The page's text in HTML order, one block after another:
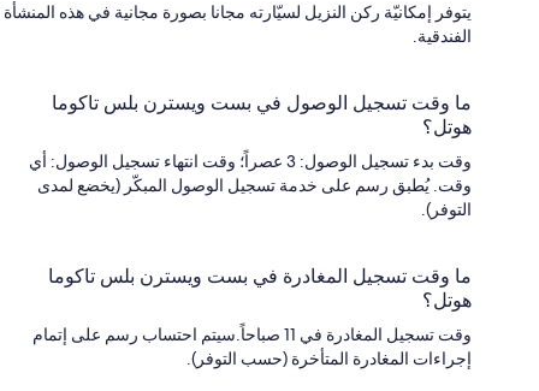
يتوفر إمكانيّة ركن النزيل لسيّارته مجانا بصورة مجانية في هذه المنشأة
الفندقية.
ما وقت تسجيل الوصول في بست ويسترن بلس تاكوما
هوتل؟
وقت بدء تسجيل الوصول: 3 عصراً؛ وقت انتهاء تسجيل الوصول: أي
وقت. يُطبق رسم على خدمة تسجيل الوصول المبكّر (يخضع لمدى
التوفر).
ما وقت تسجيل المغادرة في بست ويسترن بلس تاكوما
هوتل؟
وقت تسجيل المغادرة في 11 صباحاً.سيتم احتساب رسم على إتمام
إجراءات المغادرة المتأخرة (حسب التوفر).